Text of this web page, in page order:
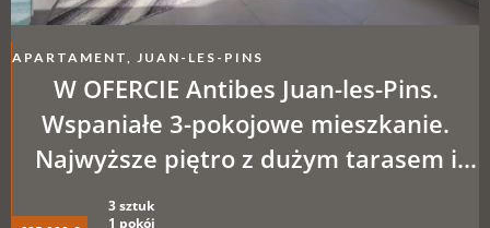
APARTAMENT, JUAN-LES-PINS
W OFERCIE Antibes Juan-les-Pins.
Wspaniałe 3-pokojowe mieszkanie.
Najwyższe piętro z dużym tarasem i
podwójnym garażem
3 sztuk
1 pokój